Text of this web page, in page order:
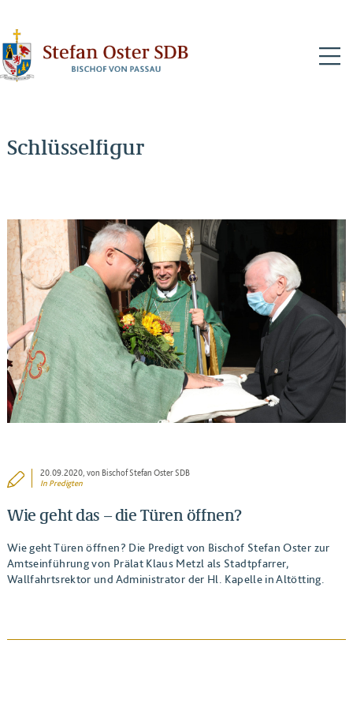
Schlüsselfigur
20.09.2020, von Bischof Stefan Oster SDB
In Predigten
Wie geht das – die Türen öffnen?
Wie geht Türen öffnen? Die Predigt von Bischof Stefan Oster zur
Amtseinführung von Prälat Klaus Metzl als Stadtpfarrer,
Wallfahrtsrektor und Administrator der Hl. Kapelle in Altötting.